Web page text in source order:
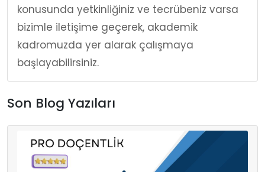
konusunda yetkinliğiniz ve tecrübeniz varsa
bizimle iletişime geçerek, akademik
kadromuzda yer alarak çalışmaya
başlayabilirsiniz.
Son Blog Yazıları